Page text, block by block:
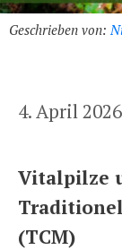
Geschrieben von:
4. April 2026
Vitalpilze
(TCM)